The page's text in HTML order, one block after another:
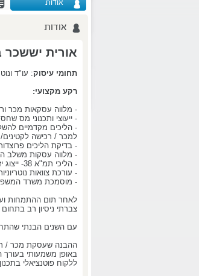
אודות
אודות
אורית יששכר
תחומי עיסוק: עו"ד ונוטריון מעל 17 שנה. מומחית
רקע מקצועי:
- מלווה עסקאות מכר
- ייעוצי ותכנוני מס
- הליכים מקדמיים
למכר / רכישה לקטינים/
- בדיקת הליכים
- מלווה עסקות משלב
- הליכי תמ"א 38- ייצוג יזמים ודיירים;
- עורכת צוואות
- מוסמכת משרד
צברתי ניסיון רב בתחום
עם השנים הבנתי
ההבנה שעסקת מכר /
באופן משמעותי בעורך
ללקוח פוטנציאלי